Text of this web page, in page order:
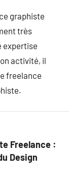
graphiste
très
expertise
activité, il
freelance
Freelance :
Design